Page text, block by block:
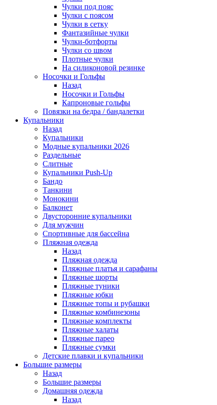
Чулки под пояс
Чулки с поясом
Чулки в сетку
Фантазийные чулки
Чулки-ботфорты
Чулки со швом
Плотные чулки
На силиконовой резинке
Носочки и Гольфы
Назад
Носочки и Гольфы
Капроновые гольфы
Повязки на бедра / бандалетки
Купальники
Назад
Купальники
Модные купальники 2026
Раздельные
Слитные
Купальники Push-Up
Бандо
Танкини
Монокини
Балконет
Двусторонние купальники
Для мужчин
Спортивные для бассейна
Пляжная одежда
Назад
Пляжная одежда
Пляжные платья и сарафаны
Пляжные шорты
Пляжные туники
Пляжные юбки
Пляжные топы и рубашки
Пляжные комбинезоны
Пляжные комплекты
Пляжные халаты
Пляжные парео
Пляжные сумки
Детские плавки и купальники
Большие размеры
Назад
Большие размеры
Домашняя одежда
Назад